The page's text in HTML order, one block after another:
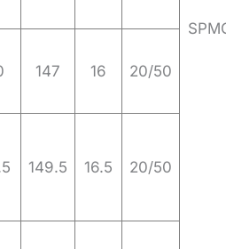
147 16 20/50
149.5 16.5 20/50